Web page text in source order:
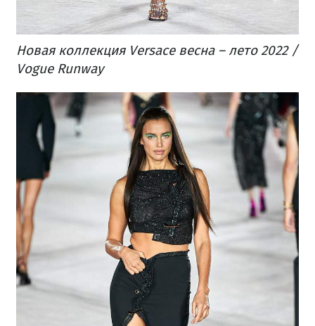
Новая коллекция Versace весна – лето 2022 /
Vogue Runway